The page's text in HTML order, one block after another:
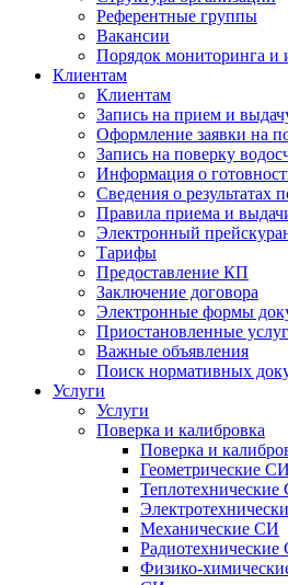
Референтные группы
Вакансии
Порядок мониторинга и
Клиентам
Клиентам
Запись на прием и
Оформление заявки на
Запись на поверку
Информация о
Сведения о результатах
Правила приема и
Электронный
Тарифы
Предоставление КП
Заключение договора
Электронные формы
Приостановленные
Важные объявления
Поиск нормативных
Услуги
Услуги
Поверка и калибровка
Поверка и
Геометрические СИ
Механические СИ
Физико-